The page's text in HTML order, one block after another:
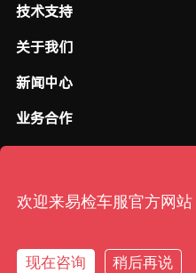
技术支持
关于我们
新闻中心
业务合作
粤ICP备2020127747号-2|粤公网安
欢迎来易检车服官方网
现在咨询 稍后再说